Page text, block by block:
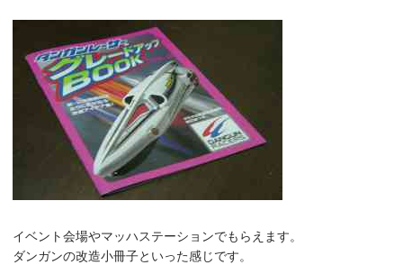
イベント会場やマッハステーションでもらえます。
ダンガンの改造小冊子といった感じです。